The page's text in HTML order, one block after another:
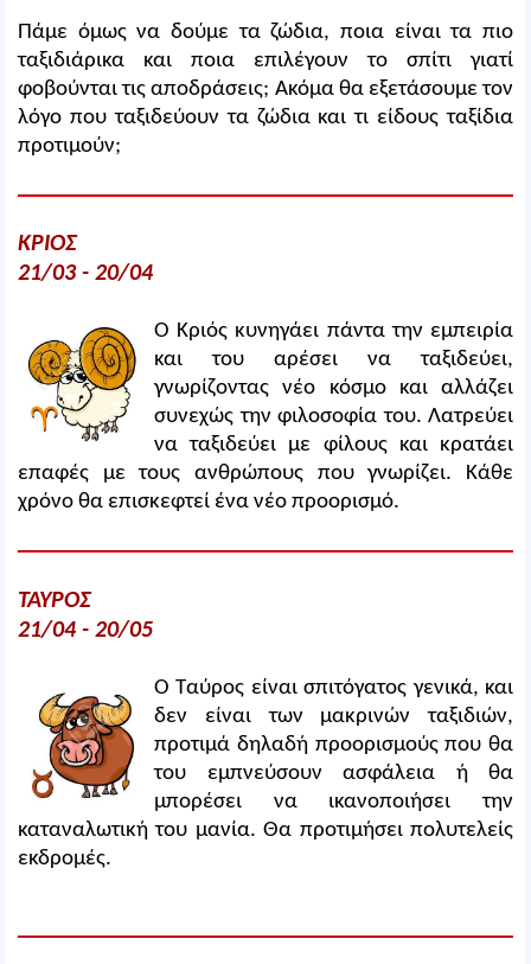
Πάμε όμως να δούμε τα ζώδια, ποια είναι τα πιο
ταξιδιάρικα και ποια επιλέγουν το σπίτι γιατί
φοβούνται τις αποδράσεις; Ακόμα θα εξετάσουμε τον
λόγο που ταξιδεύουν τα ζώδια και τι είδους ταξίδια
προτιμούν;
ΚΡΙΟΣ
21/03 - 20/04
Ο Κριός κυνηγάει πάντα την εμπειρία
και του αρέσει να ταξιδεύει,
γνωρίζοντας νέο κόσμο και αλλάζει
συνεχώς την φιλοσοφία του. Λατρεύει
να ταξιδεύει με φίλους και κρατάει
επαφές με τους ανθρώπους που γνωρίζει. Κάθε
χρόνο θα επισκεφτεί ένα νέο προορισμό.
ΤΑΥΡΟΣ
21/04 - 20/05
Ο Ταύρος είναι σπιτόγατος γενικά, και
δεν είναι των μακρινών ταξιδιών,
προτιμά δηλαδή προορισμούς που θα
του εμπνεύσουν ασφάλεια ή θα
μπορέσει να ικανοποιήσει την
καταναλωτική του μανία. Θα προτιμήσει πολυτελείς
εκδρομές.